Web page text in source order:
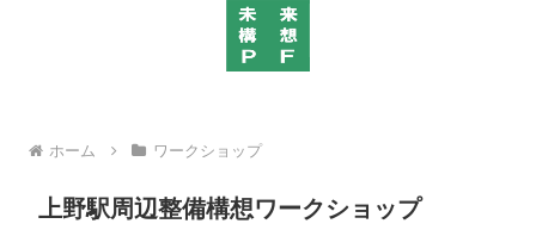
ホーム ワークショップ
上野駅周辺整備構想ワークショップ